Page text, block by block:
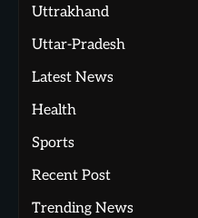
Uttrakhand
Uttar-Pradesh
Latest News
Health
Sports
Recent Post
Trending News